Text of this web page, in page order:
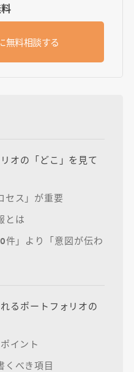
無料相談する
オの「どこ」を見て
セス」が重要
とは
件」より「意図が伝わ
るポートフォリオの
イント
くべき項目